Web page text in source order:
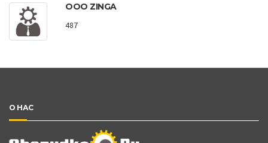
ООО ZINGA
487
О НАС